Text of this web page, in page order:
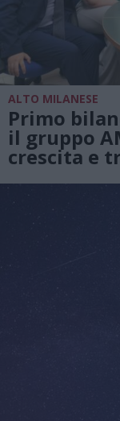
ALTO MILANESE
Primo
il gruppo
crescita e